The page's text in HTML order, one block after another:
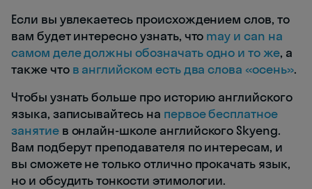
Если вы увлекаетесь происхождением слов, то
вам будет интересно узнать, что may и can на
самом деле должны обозначать одно и то же, а
также что в английском есть два слова «осень».
Чтобы узнать больше про историю английского
языка, записывайтесь на первое бесплатное
занятиев онлайн-школе английского Skyeng.
Вам подберут преподавателя по интересам, и
вы сможете не только отлично прокачать язык,
но и обсудить тонкости этимологии.